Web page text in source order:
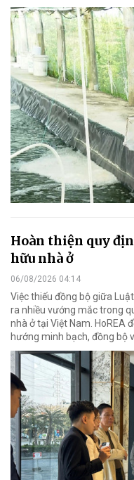
Hoàn thiện quy
hữu nhà ở
06/08/2026 04:14
Việc thiếu đồng bộ giữa
ra nhiều vướng mắc trong
nhà ở tại Việt Nam. HoREA
hướng minh bạch, đồng bộ